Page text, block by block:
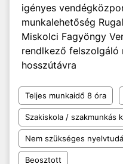
igényes
munkalehetőség
Miskolci Fagyöngy
rendlkező felszolgáló
hosszútávra
Teljes munkaidő 8 óra
Szakiskola / szakmunkás
Nem szükséges
Beosztott